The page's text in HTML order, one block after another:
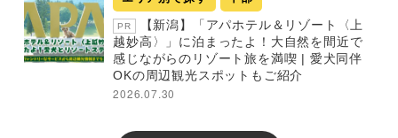
PR
【新潟】「アパホテル＆リゾート〈上
越妙高〉」に泊まったよ！大自然を間近で
感じながらのリゾート旅を満喫 | 愛犬同伴
OKの周辺観光スポットもご紹介
2026.07.30